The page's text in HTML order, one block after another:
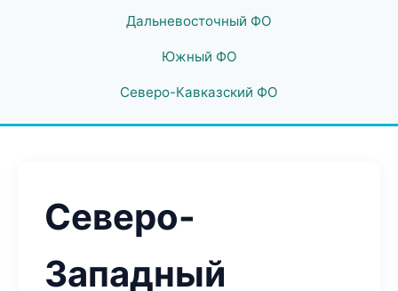
Дальневосточный ФО
Южный ФО
Северо-Кавказский ФО
Северо-
Западный